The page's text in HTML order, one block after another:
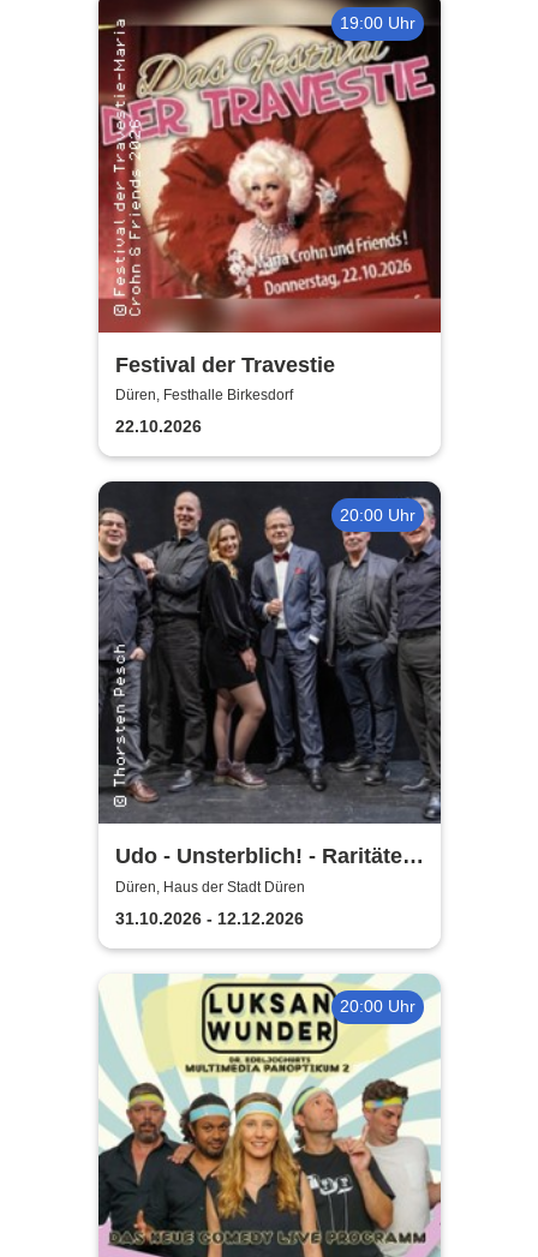
19:00 Uhr
Festival der Travestie
Düren, Festhalle Birkesdorf
22.10.2026
20:00 Uhr
Udo - Unsterblich! - Raritäten-
Band
Düren, Haus der Stadt Düren
31.10.2026 - 12.12.2026
20:00 Uhr